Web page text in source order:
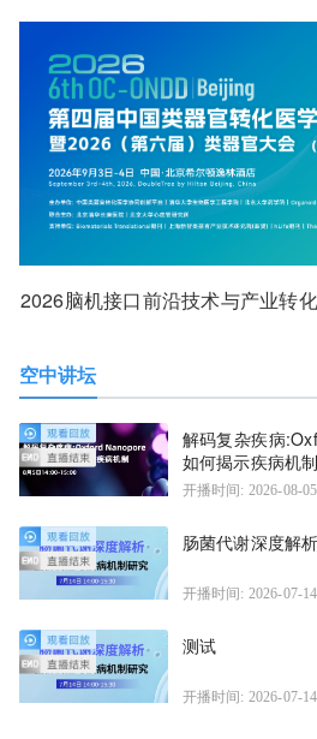
2026脑机接口前沿技术与产业转
空中讲坛
解码复杂疾病
如何揭示疾病机制
开播时间: 2026-08-
肠菌代谢深度解
开播时间: 2026-07-
测试
开播时间: 2026-07-